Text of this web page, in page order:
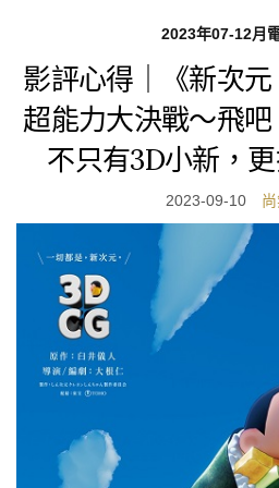
2023年07-12月
影評心得｜《新次
超能力大決戰～飛吧
不只有3D小新，
2023-09-10